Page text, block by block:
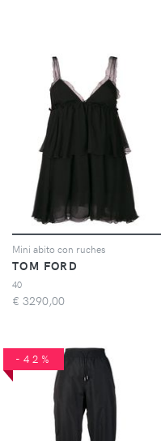
Mini abito con ruches
TOM FORD
40
€ 3290,00
-42%